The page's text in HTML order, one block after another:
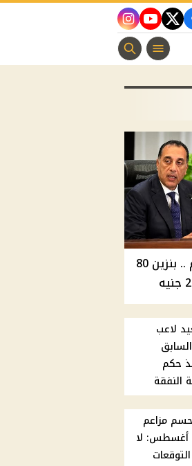
twitter
youtube
instagram
منوعات مسيحية
أسعار الوقود في مصر اليوم .. بنزين 80
لاعب
حكم
مزاعم
وقوع زلزال غدًا 6 أغسطس: لا